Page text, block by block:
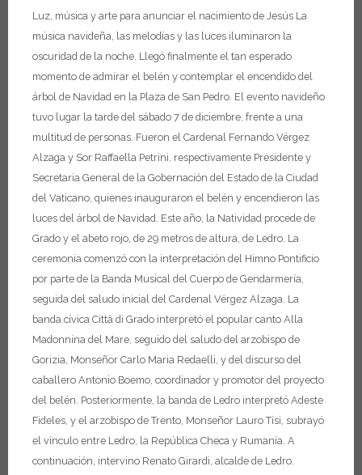
Luz, música y arte para anunciar el nacimiento de Jesús La
música navideña, las melodías y las luces iluminaron la
oscuridad de la noche. Llegó finalmente el tan esperado
momento de admirar el belén y contemplar el encendido del
árbol de Navidad en la Plaza de San Pedro. El evento navideño
tuvo lugar la tarde del sábado 7 de diciembre, frente a una
multitud de personas. Fueron el Cardenal Fernando Vérgez
Alzaga y Sor Raffaella Petrini, respectivamente Presidente y
Secretaria General de la Gobernación del Estado de la Ciudad
del Vaticano, quienes inauguraron el belén y encendieron las
luces del árbol de Navidad. Este año, la Natividad procede de
Grado y el abeto rojo, de 29 metros de altura, de Ledro. La
ceremonia comenzó con la interpretación del Himno Pontificio
por parte de la Banda Musical del Cuerpo de Gendarmería,
seguida del saludo inicial del Cardenal Vérgez Alzaga. La
banda cívica Città di Grado interpretó el popular canto Alla
Madonnina del Mare, seguido del saludo del arzobispo de
Gorizia, Monseñor Carlo Maria Redaelli, y del discurso del
caballero Antonio Boemo, coordinador y promotor del proyecto
del belén. Posteriormente, la banda de Ledro interpretó Adeste
Fideles, y el arzobispo de Trento, Monseñor Lauro Tisi, subrayó
el vínculo entre Ledro, la República Checa y Rumanía. A
continuación, intervino Renato Girardi, alcalde de Ledro.